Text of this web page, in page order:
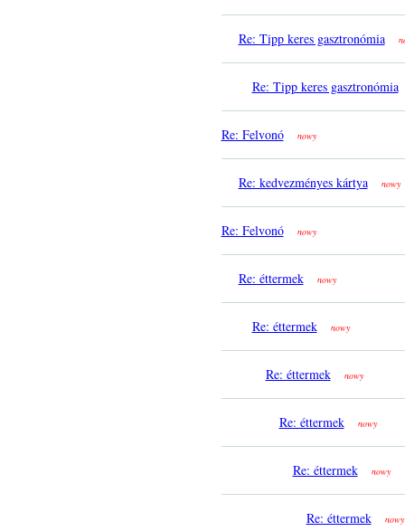
Re: Tipp keres gasztronómia
Re: Tipp keres gasztronómia
Re: Felvonó nowy
Re: kedvezményes kártya nowy
Re: Felvonó nowy
Re: éttermek nowy
Re: éttermek nowy
Re: éttermek nowy
Re: éttermek nowy
Re: éttermek nowy
Re: éttermek nowy